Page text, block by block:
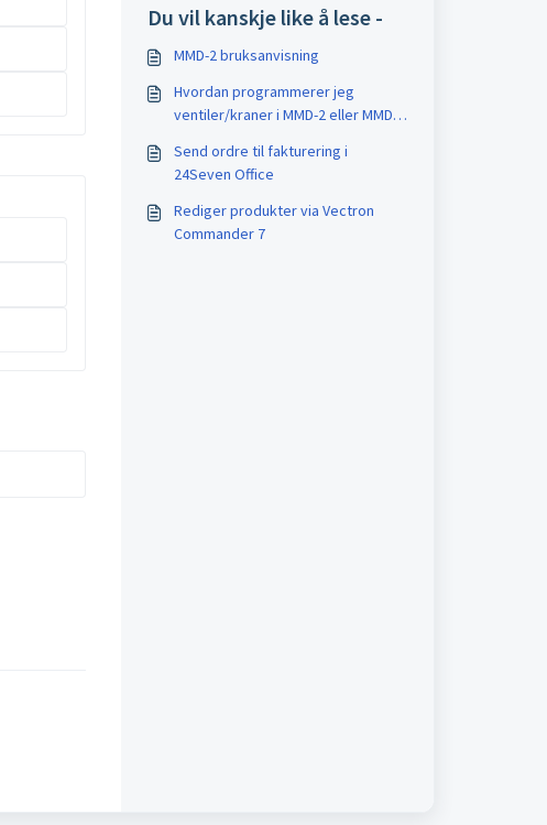
Du vil kanskje like å lese -
MMD-2 bruksanvisning
Hvordan programmerer jeg
ventiler/kraner i MMD-2 eller MMD-
Send ordre til fakturering i
24Seven Office
Rediger produkter via Vectron
Commander 7